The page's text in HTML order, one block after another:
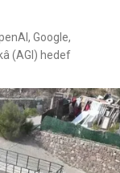
Google,
(AGI) hedef